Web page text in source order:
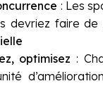
: Les
devriez faire
optimisez :